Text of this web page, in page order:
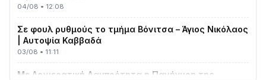
Σε φουλ ρυθμούς το τμήμα Βόνιτσα – Άγιος Νικόλαος
| Αυτοψία Καββαδά
03/08 • 11:11
Με Αρχιερατική Λαμπρότητα η Πανήγυρη της
Μεταμορφώσεως του Σωτήρος στο Γολέμι